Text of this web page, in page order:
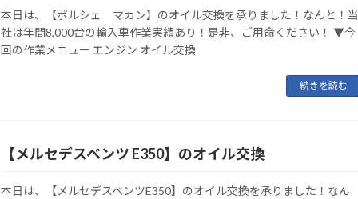
本日は、【ポルシェ マカン】のオイル交換を承りました！なんと！当
社は年間8,000台の輸入車作業実績あり！是非、ご用命ください！ ▼今
回の作業メニュー エンジン オイル交換
続きを読む
【メルセデスベンツ E350】のオイル交換
本日は、【メルセデスベンツE350】のオイル交換を承りました！なん